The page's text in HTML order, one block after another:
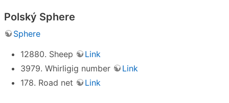
Polský Sphere
Sphere
12880. Sheep
Link
3979. Whirligig number
Link
178. Road net
Link